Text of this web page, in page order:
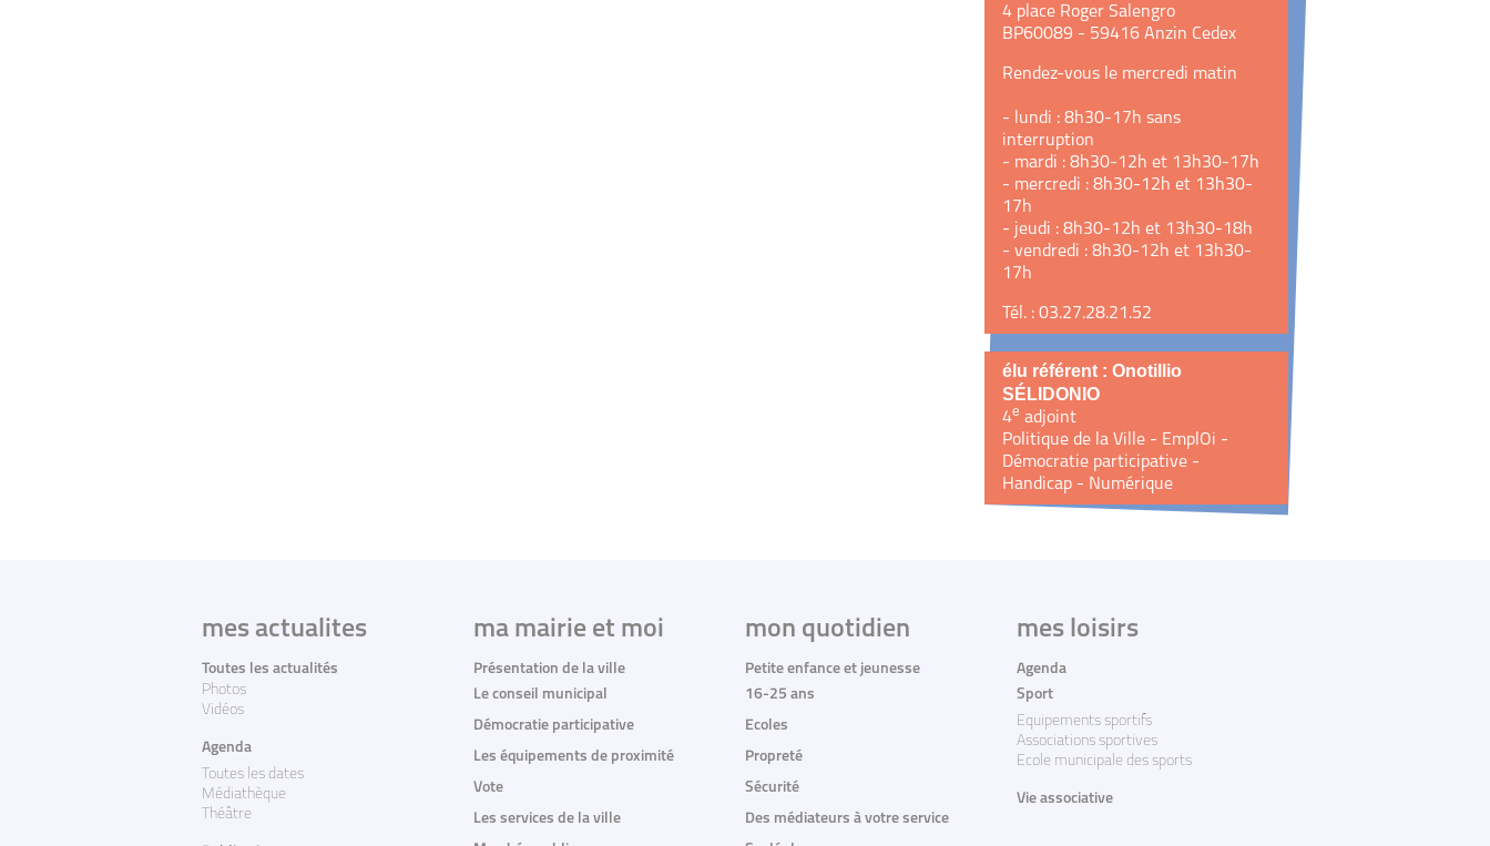
4 place Roger Salengro
BP60089 - 59416 Anzin Cedex
Rendez-vous le mercredi matin
- lundi : 8h30-17h sans
interruption
- mardi : 8h30-12h et 13h30-17h
- mercredi : 8h30-12h et 13h30-
17h
- jeudi : 8h30-12h et 13h30-18h
- vendredi : 8h30-12h et 13h30-
17h
Tél. : 03.27.28.21.52
élu référent : Onotillio
SÉLIDONIO
4e adjoint
Politique de la Ville - EmplOi -
Démocratie participative -
Handicap - Numérique
mes actualites
Toutes les actualités
Photos
Vidéos
Agenda
Toutes les dates
Médiathèque
Théâtre
ma mairie et moi
Présentation de la ville
Le conseil municipal
Démocratie participative
Les équipements de proximité
Vote
Les services de la ville
mon quotidien
Petite enfance et jeunesse
16-25 ans
Ecoles
Propreté
Sécurité
Des médiateurs à votre service
mes loisirs
Agenda
Sport
Equipements sportifs
Associations sportives
Ecole municipale des sports
Vie associative